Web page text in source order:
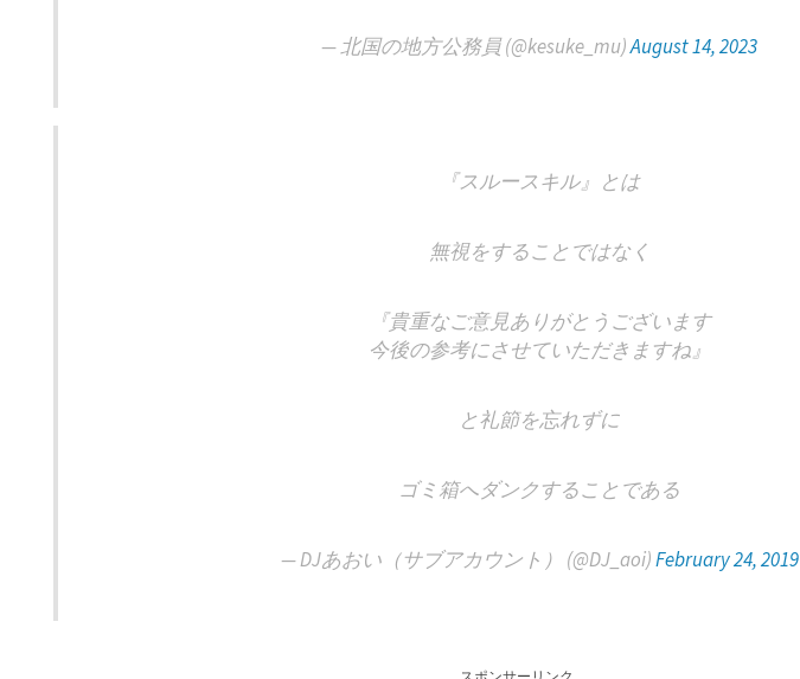
— 北国の地方公務員 (@kesuke_mu)August 14, 2023
『スルースキル』とは
無視をすることではなく
『貴重なご意見ありがとうございます
今後の参考にさせていただきますね』
と礼節を忘れずに
ゴミ箱へダンクすることである
— DJあおい（サブアカウント） (@DJ_aoi)February 24, 2019